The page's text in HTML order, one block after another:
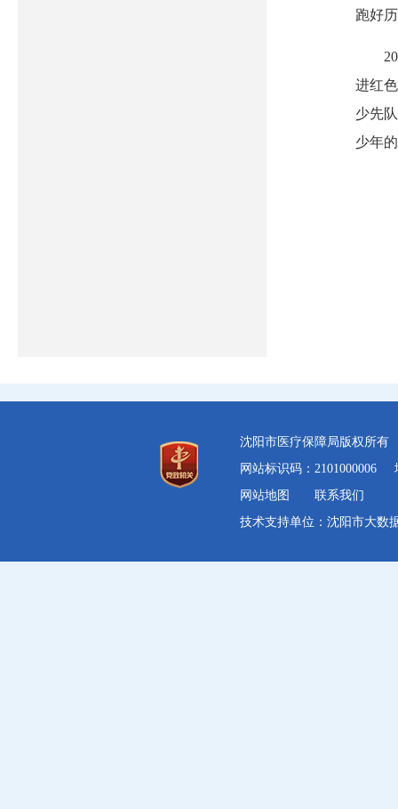
跑好
进红
少先
少年
沈阳市医疗保障局版权所
网站标识码：2101000006
网站地图
联系我们
技术支持单位：沈阳市大数